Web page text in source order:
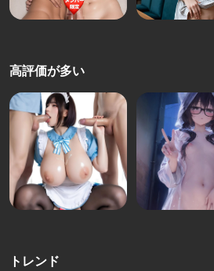
高評価が多い
トレンド